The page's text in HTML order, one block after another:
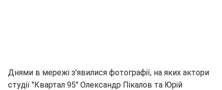
Днями в мережі з'явилися фотографії, на яких актори
студії "Квартал 95" Олександр Пікалов та Юрій